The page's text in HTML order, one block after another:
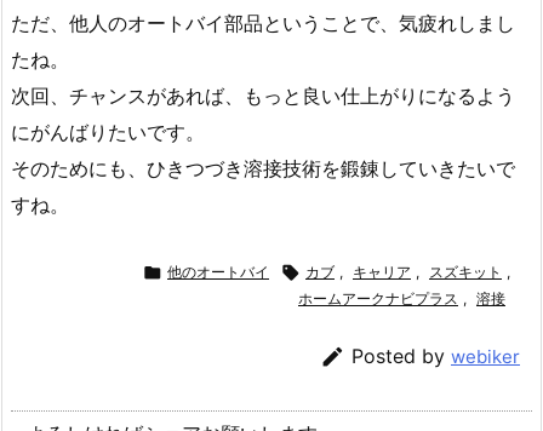
ただ、他人のオートバイ部品ということで、気疲れしまし
たね。
次回、チャンスがあれば、もっと良い仕上がりになるよう
にがんばりたいです。
そのためにも、ひきつづき溶接技術を鍛錬していきたいで
すね。
 他のオートバイ  カブ , キャリア , スズキット ,
ホームアークナビプラス , 溶接
 Posted by webiker